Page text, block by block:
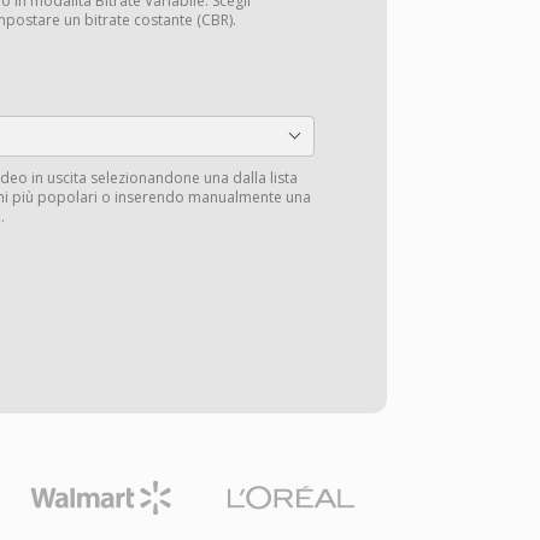
un bitrate costante (CBR).
in uscita selezionandone una dalla lista
più popolari o inserendo manualmente una